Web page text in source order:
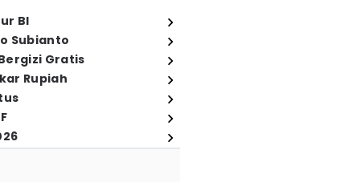
BI
Subianto
Gratis
Rupiah